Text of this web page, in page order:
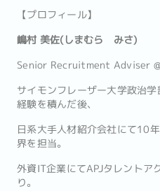
【プロフィール】
嶋村 美佐(しまむら みさ)
Senior Recruitment Adviser
サイモンフレーザー大学政治
経験を積んだ後、
日系大手人材紹介会社にて10
界を担当。
外資IT企業にてAPJタレントア
り。